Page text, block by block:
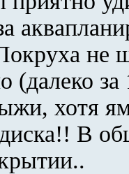
не
(далеко
хотя
В